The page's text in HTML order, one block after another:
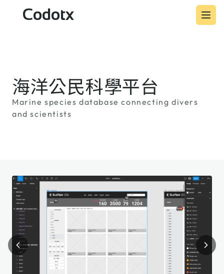
Codotx
海洋公民科學平台
Marine species database connecting divers
and scientists